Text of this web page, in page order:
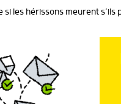
si les hérissons meurent s’ils